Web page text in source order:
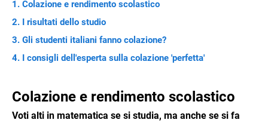
Colazione e rendimento scolastico
I risultati dello studio
Gli studenti italiani fanno colazione?
I consigli dell'esperta sulla colazione 'perfetta'
Colazione e rendimento scolastico
Voti alti in matematica se si studia, ma anche se si fa